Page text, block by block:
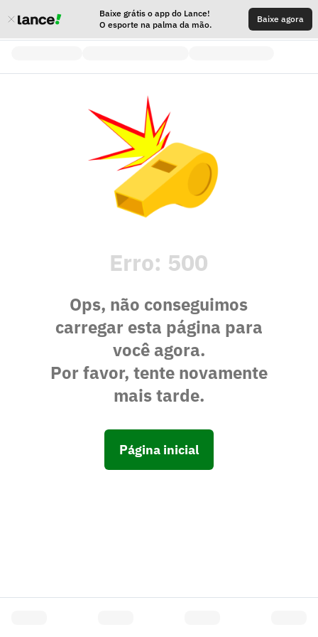
Baixe grátis o app do Lance!
O esporte na palma da mão.
Baixe agora
Erro: 500
Ops, não conseguimos
carregar esta página para
você agora.
Por favor, tente novamente
mais tarde.
Página inicial